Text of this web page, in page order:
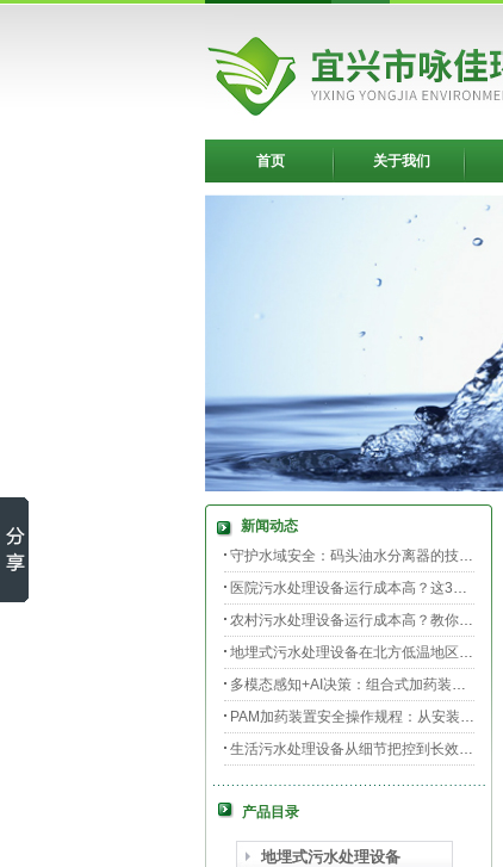
首页 关于我们
新闻动态
守护水域安全：码头油水分离器的技术升级与效能提升
医院污水处理设备运行成本高？这3个环节最烧钱
农村污水处理设备运行成本高？教你三招轻松降低运维费用！
地埋式污水处理设备在北方低温地区的运行稳定性：挑战与对策
多模态感知+AI决策：组合式加药装置的智能运维新范式
PAM加药装置安全操作规程：从安装到运维的全流程规范
生活污水处理设备从细节把控到长效运行的全流程指南
膜片曝气器安装指南，从池底准备到运行测试
PAC加药装置工业水处理的“化学魔法师”
产品目录
地埋式污水处理设备